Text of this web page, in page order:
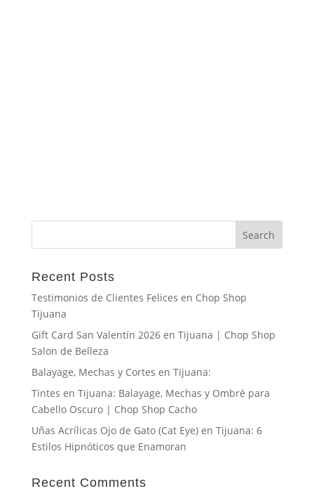
Recent Posts
Testimonios de Clientes Felices en Chop Shop
Tijuana
Gift Card San Valentín 2026 en Tijuana | Chop Shop
Salon de Belleza
Balayage, Mechas y Cortes en Tijuana:
Tintes en Tijuana: Balayage, Mechas y Ombré para
Cabello Oscuro | Chop Shop Cacho
Uñas Acrílicas Ojo de Gato (Cat Eye) en Tijuana: 6
Estilos Hipnóticos que Enamoran
Recent Comments